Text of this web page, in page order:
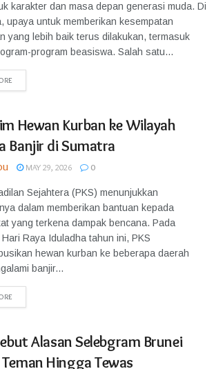
karakter dan masa depan generasi muda. Di
upaya untuk memberikan kesempatan
yang lebih baik terus dilakukan, termasuk
program beasiswa. Salah satu...
Hewan Kurban ke Wilayah
Banjir di Sumatra
MAY 29, 2026 0
Sejahtera (PKS) menunjukkan
dalam memberikan bantuan kepada
yang terkena dampak bencana. Pada
Raya Iduladha tahun ini, PKS
hewan kurban ke beberapa daerah
banjir...
Alasan Selebgram Brunei
Hingga Tewas